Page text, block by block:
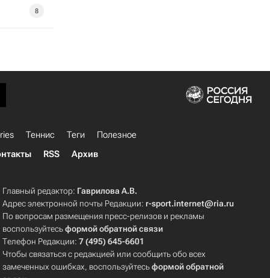
8
Теннис Теги
Полезное
RSS Архив
Главный редактор: Гаврилова А.В.
Адрес электронной почты Редакции: r-sport.internet@ria.ru
По вопросам размещения пресс-релизов и рекламы
воспользуйтесьформой обратной связи
Телефон Редакции:7 (495) 645-6601
Чтобы связаться с редакцией или сообщить обо всех
замеченных ошибках, воспользуйтесьформой обратной